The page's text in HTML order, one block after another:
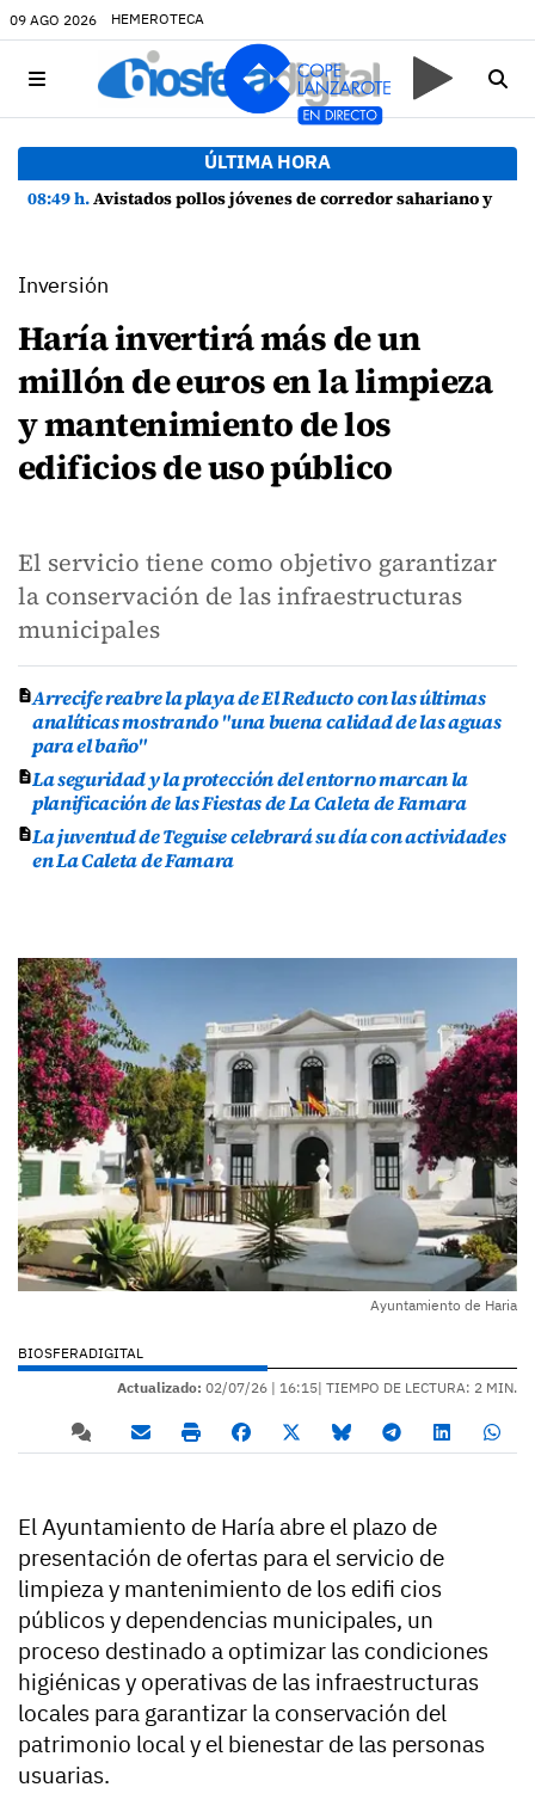
09 AGO 2026 HEMEROTECA
ÚLTIMA HORA
08:49 h.Avistados pollos jóvenes de corredor sahariano y episodios de cortejo de hubara cerca del rally de Lanzarote
Inversión
Haría invertirá más de un
millón de euros en la limpieza
y mantenimiento de los
edificios de uso público
El servicio tiene como objetivo garantizar
la conservación de las infraestructuras
municipales
Arrecife reabre la playa de El Reducto con las últimas
analíticas mostrando "una buena calidad de las aguas
para el baño"
La seguridad y la protección del entorno marcan la
planificación de las Fiestas de La Caleta de Famara
La juventud de Teguise celebrará su día con actividades
en La Caleta de Famara
Ayuntamiento de Haria
BIOSFERADIGITAL
Actualizado: 02/07/26 | 16:15| TIEMPO DE LECTURA: 2 MIN.
El Ayuntamiento de Haría abre el plazo de
presentación de ofertas para el servicio de
limpieza y mantenimiento de los edifi cios
públicos y dependencias municipales, un
proceso destinado a optimizar las condiciones
higiénicas y operativas de las infraestructuras
locales para garantizar la conservación del
patrimonio local y el bienestar de las personas
usuarias.